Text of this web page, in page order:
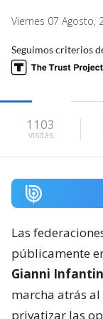
Viernes 07 Agosto,
Seguimos criterios
1103
visitas
Las
públicamente
Gianni
marcha atrás
privatizar las